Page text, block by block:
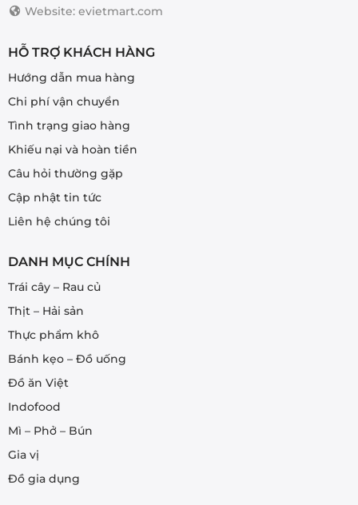
Website: evietmart.com
HỖ TRỢ KHÁCH HÀNG
Hướng dẫn mua hàng
Chi phí vận chuyển
Tình trạng giao hàng
Khiếu nại và hoàn tiền
Câu hỏi thường gặp
Cập nhật tin tức
Liên hệ chúng tôi
DANH MỤC CHÍNH
Trái cây – Rau củ
Thịt – Hải sản
Thực phẩm khô
Bánh kẹo – Đồ uống
Đồ ăn Việt
Indofood
Mì – Phở – Bún
Gia vị
Đồ gia dụng